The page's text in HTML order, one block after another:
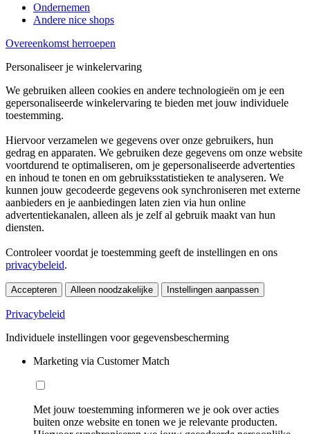
Ondernemen
Andere nice shops
Overeenkomst herroepen
Personaliseer je winkelervaring
We gebruiken alleen cookies en andere technologieën om je een
gepersonaliseerde winkelervaring te bieden met jouw individuele
toestemming.
Hiervoor verzamelen we gegevens over onze gebruikers, hun
gedrag en apparaten. We gebruiken deze gegevens om onze website
voortdurend te optimaliseren, om je gepersonaliseerde advertenties
en inhoud te tonen en om gebruiksstatistieken te analyseren. We
kunnen jouw gecodeerde gegevens ook synchroniseren met externe
aanbieders en je aanbiedingen laten zien via hun online
advertentiekanalen, alleen als je zelf al gebruik maakt van hun
diensten.
Controleer voordat je toestemming geeft de instellingen en ons
privacybeleid.
Accepteren Alleen noodzakelijke Instellingen aanpassen
Privacybeleid
Individuele instellingen voor gegevensbescherming
Marketing via Customer Match
Met jouw toestemming informeren we je ook over acties
buiten onze website en tonen we je relevante producten.